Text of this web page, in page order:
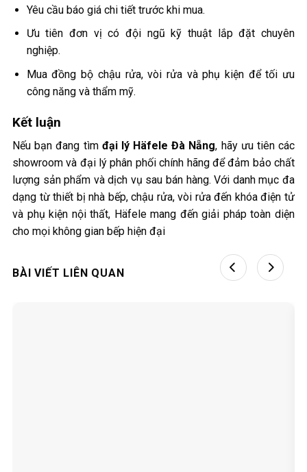
Yêu cầu báo giá chi tiết trước khi mua.
Ưu tiên đơn vị có đội ngũ kỹ thuật lắp đặt chuyên
nghiệp.
Mua đồng bộ chậu rửa, vòi rửa và phụ kiện để tối ưu
công năng và thẩm mỹ.
Kết luận
Nếu bạn đang tìm đại lý Häfele Đà Nẵng, hãy ưu tiên các
showroom và đại lý phân phối chính hãng để đảm bảo chất
lượng sản phẩm và dịch vụ sau bán hàng. Với danh mục đa
dạng từ thiết bị nhà bếp, chậu rửa, vòi rửa đến khóa điện tử
và phụ kiện nội thất, Häfele mang đến giải pháp toàn diện
cho mọi không gian bếp hiện đại
BÀI VIẾT LIÊN QUAN